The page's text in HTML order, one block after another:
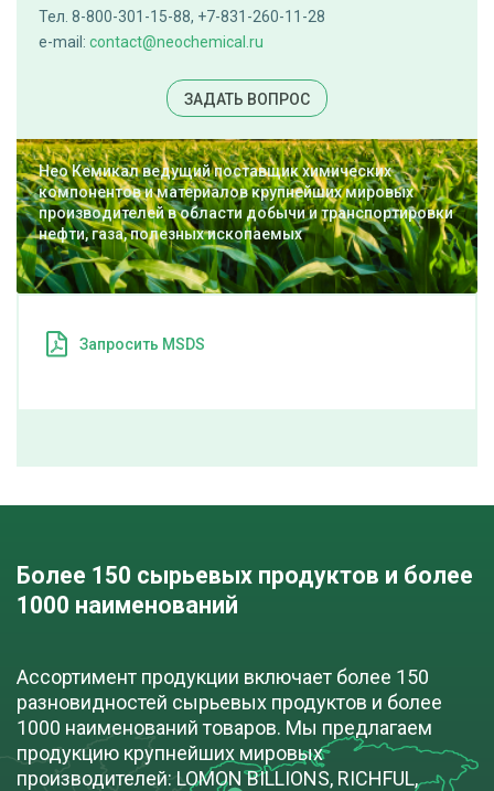
бочка (210 кг)
ПОД ЗАКАЗ
Версатиковая кислота Versatic Acid
куб (900 кг) cкачать TDS
ПОД ЗАКАЗ
ПОД ЗАКАЗ
Воск Fischer-tropsch SF-105E
ПОД ЗАКАЗ
Тел. 8-800-301-15-88, +7-831-260-11-28
e-mail: contact@neochemical.ru
ЗАДАТЬ ВОПРОС
Нео Кемикал ведущий поставщик химических
компонентов и материалов крупнейших мировых
производителей в области добычи и транспортировки
нефти, газа, полезных ископаемых
Запросить MSDS
Более 150 сырьевых продуктов и более
1000 наименований
Ассортимент продукции включает более 150
разновидностей сырьевых продуктов и более
1000 наименований товаров. Мы предлагаем
продукцию крупнейших мировых
производителей: LOMON BILLIONS, RICHFUL,